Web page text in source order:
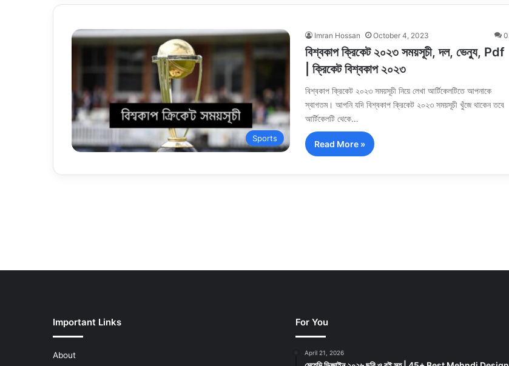
Sports
Imran Hossan October 4, 2023 0
বিশ্বকাপ ক্রিকেট ২০২৩ সময়সূচী, দল, ভেন্যু, Pdf
| ক্রিকেট বিশ্বকাপ ২০২৩
বিশ্বকাপ ক্রিকেট ২০২৩ সময়সূচী নিয়ে লেখা আর্টিকেলটিতে আপনাকে
স্বাগতম। আপনি যদি বিশ্বকাপ ক্রিকেট ২০২৩ সময়সূচী খুঁজে থাকেন তবে
আর্টিকেলটি থেকে…
Read More »
Important Links
About
For You
April 21, 2026